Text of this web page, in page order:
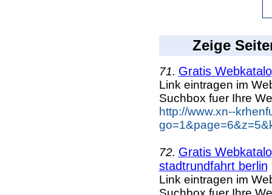
Zeige
71. Gratis
Link eintragen im
Suchbox fuer Ihre
http://www.xn--
72. Gratis
stadtrundfahrt berlin
Link eintragen im